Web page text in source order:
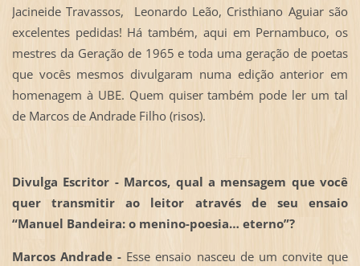
Jacineide Travassos, Leonardo Leão, Cristhiano Aguiar são
excelentes pedidas! Há também, aqui em Pernambuco, os
mestres da Geração de 1965 e toda uma geração de poetas
que vocês mesmos divulgaram numa edição anterior em
homenagem à UBE. Quem quiser também pode ler um tal
de Marcos de Andrade Filho (risos).
Divulga Escritor - Marcos, qual a mensagem que você
quer transmitir ao leitor através de seu ensaio
“Manuel Bandeira: o menino-poesia… eterno”?
Marcos Andrade - Esse ensaio nasceu de um convite que